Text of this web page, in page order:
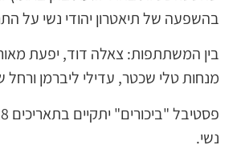
בהשפעה של תיאטרון יהודי נשי על
בין המשתתפות: צאלה דוד, יפעת
מנחות טלי שכטר, עדילי ליברמן ורחל
נשי.